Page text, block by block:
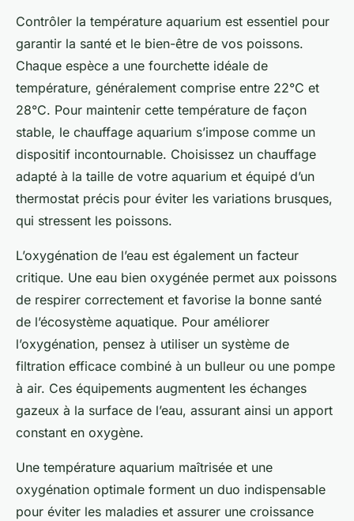
Contrôler la température aquarium est essentiel pour
garantir la santé et le bien-être de vos poissons.
Chaque espèce a une fourchette idéale de
température, généralement comprise entre 22°C et
28°C. Pour maintenir cette température de façon
stable, le chauffage aquarium s’impose comme un
dispositif incontournable. Choisissez un chauffage
adapté à la taille de votre aquarium et équipé d’un
thermostat précis pour éviter les variations brusques,
qui stressent les poissons.
L’oxygénation de l’eau est également un facteur
critique. Une eau bien oxygénée permet aux poissons
de respirer correctement et favorise la bonne santé
de l’écosystème aquatique. Pour améliorer
l’oxygénation, pensez à utiliser un système de
filtration efficace combiné à un bulleur ou une pompe
à air. Ces équipements augmentent les échanges
gazeux à la surface de l’eau, assurant ainsi un apport
constant en oxygène.
Une température aquarium maîtrisée et une
oxygénation optimale forment un duo indispensable
pour éviter les maladies et assurer une croissance